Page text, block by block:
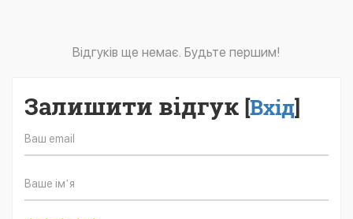
Відгуків ще немає. Будьте першим!
Залишити відгук [Вхід]